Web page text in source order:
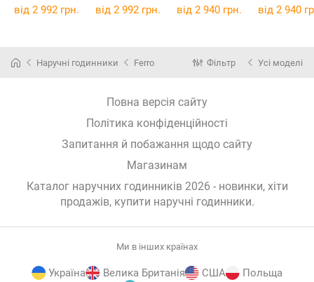
від 2 992 грн. від 2 992 грн. від 2 940 грн. від 2 940
Наручні годинники Ferro Фільтр Усі моделі
Повна версія сайту
Політика конфіденційності
Запитання й побажання щодо сайту
Магазинам
Каталог наручних годинників 2026 - новинки, хіти
продажів, купити наручні годинники.
Ми в інших країнах
Україна Велика Британія США
Польща